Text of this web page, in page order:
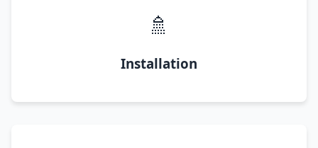
🚿
Installation